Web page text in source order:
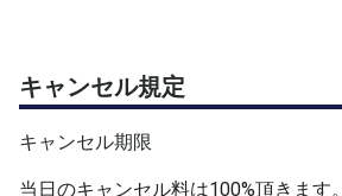
表面の塗装無くなっていて第一印象
イレギュラーたまにあり、バウンド
周りにフェンスありません、あきら
キャンセル規定
キャンセル期限
当日のキャンセル料は100%頂きます。